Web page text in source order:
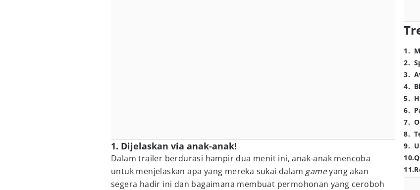
1. Dijelaskan via anak-anak!
Dalam trailer berdurasi hampir dua menit ini, anak-anak mencoba
untuk menjelaskan apa yang mereka sukai dalam gameyang akan
segera hadir ini dan bagaimana membuat permohonan yang ceroboh
1.
2.
3.
4.
5.
6.
7.
8.
9.
10.
11.